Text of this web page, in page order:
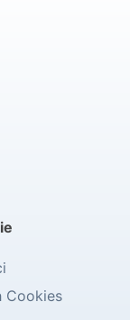
Cookies